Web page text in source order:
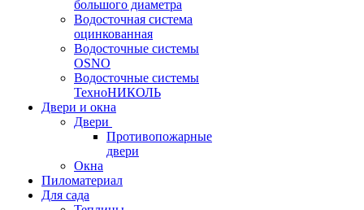
большого диаметра
Водосточная система
оцинкованная
Водосточные системы
OSNO
Водосточные системы
ТехноНИКОЛЬ
Двери и окна
Двери
Противопожарные
двери
Окна
Пиломатериал
Для сада